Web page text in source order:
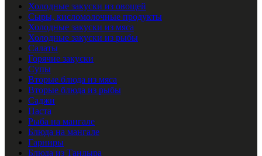
Холодные закуски из овощей
Сыры, кисломолочные продукты
Холодные закуски из мяса
Холодные закуски из рыбы
Салаты
Горячие закуски
Супы
Вторые блюда из мяса
Вторые блюда из рыбы
Саджи
Паста
Рыба на мангале
Блюда на мангале
Гарниры
Блюда из Тандыра